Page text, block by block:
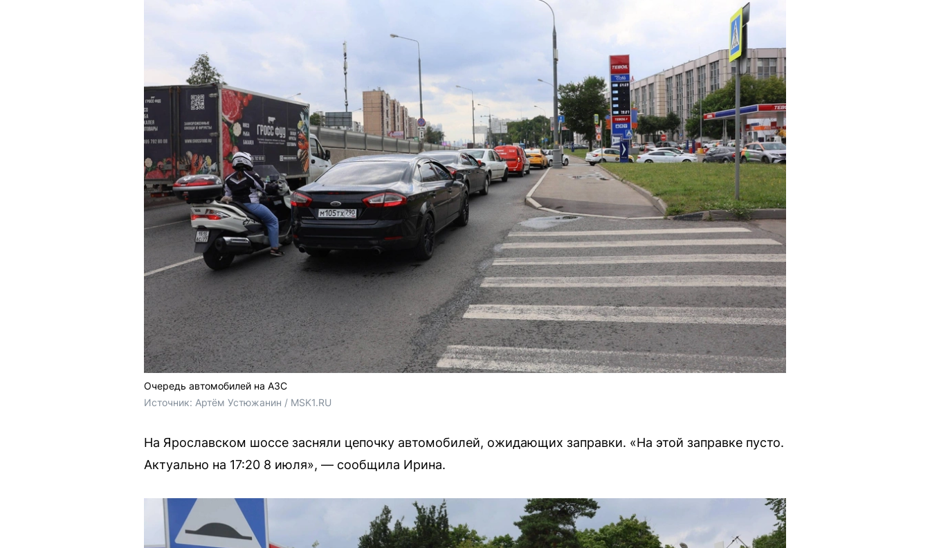
Очередь автомобилей на АЗС
Источник: Артём Устюжанин / MSK1.RU
На Ярославском шоссе засняли цепочку автомобилей, ожидающих заправки. «На этой заправке пусто.
Актуально на 17:20 8 июля», — сообщила Ирина.